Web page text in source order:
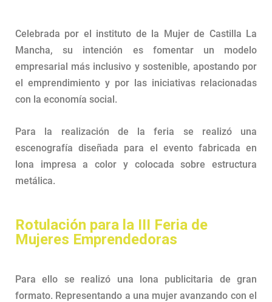
Celebrada por el instituto de la Mujer de Castilla La
Mancha, su intención es fomentar un modelo
empresarial más inclusivo y sostenible, apostando por
el emprendimiento y por las iniciativas relacionadas
con la economía social.
Para la realización de la feria se realizó una
escenografía diseñada para el evento fabricada en
lona impresa a color y colocada sobre estructura
metálica.
Rotulación para la III Feria de
Mujeres Emprendedoras
Para ello se realizó una lona publicitaria de gran
formato. Representando a una mujer avanzando con el